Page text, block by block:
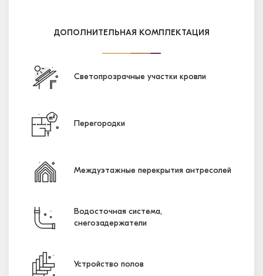
ДОПОЛНИТЕЛЬНАЯ КОМПЛЕКТАЦИЯ
Светопрозрачные участки кровли
Перегородки
Междуэтажные перекрытия антресолей
Водосточная система,
снегозадержатели
Устройство полов